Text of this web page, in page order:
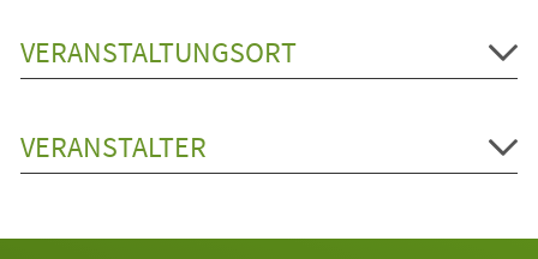
VERANSTALTUNGSORT
VERANSTALTER